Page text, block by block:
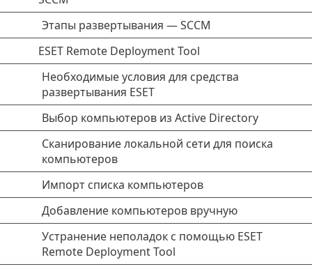
Этапы развертывания — SCCM
ESET Remote Deployment Tool
Необходимые условия для средства
развертывания ESET
Выбор компьютеров из Active Directory
Сканирование локальной сети для поиска
компьютеров
Импорт списка компьютеров
Добавление компьютеров вручную
Устранение неполадок с помощью ESET
Remote Deployment Tool